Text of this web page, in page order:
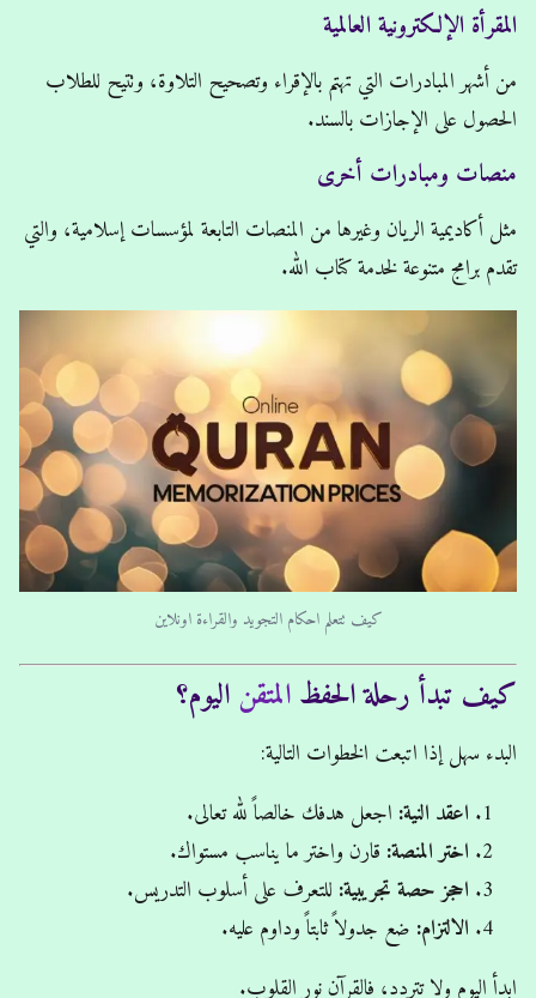
المقرأة الإلكترونية العالمية
من أشهر المبادرات التي تهتم بالإقراء وتصحيح التلاوة، وتتيح للطلاب
الحصول على الإجازات بالسند.
منصات ومبادرات أخرى
مثل أكاديمية الريان وغيرها من المنصات التابعة لمؤسسات إسلامية، والتي
تقدم برامج متنوعة لخدمة كتاب الله.
كيف تتعلم احكام التجويد والقراءة اونلاين
كيف تبدأ رحلة الحفظالمتقناليوم؟
البدء سهل إذا اتبعت الخطوات التالية:
اعقد النية: اجعل هدفك خالصاً لله تعالى.
اختر المنصة: قارن واختر ما يناسب مستواك.
احجز حصة تجريبية: للتعرف على أسلوب التدريس.
الالتزام: ضع جدولاً ثابتاً وداوم عليه.
ابدأ اليوم ولا تتردد، فالقرآن نور القلوب.